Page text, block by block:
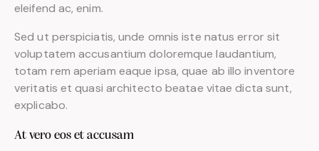
eleifend ac, enim.
Sed ut perspiciatis, unde omnis iste natus error sit
voluptatem accusantium doloremque laudantium,
totam rem aperiam eaque ipsa, quae ab illo inventore
veritatis et quasi architecto beatae vitae dicta sunt,
explicabo.
At vero eos et accusam